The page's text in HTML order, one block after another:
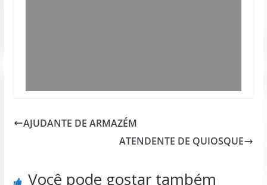
AJUDANTE DE ARMAZÉM
ATENDENTE DE QUIOSQUE
Você pode gostar também